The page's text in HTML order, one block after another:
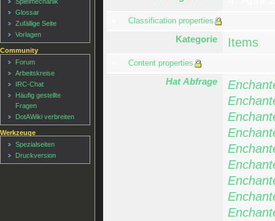
Classification properties
Kategorie Items
Content properties
Hat Abfrage
Glossar
Zufällige Seite
Vorlagen
Community
Forum
Arbeitskreise
IRC-Chat
Häufig gestellte
Fragen
DotAWiki verbreiten
Werkzeuge
Spezialseiten
Druckversion